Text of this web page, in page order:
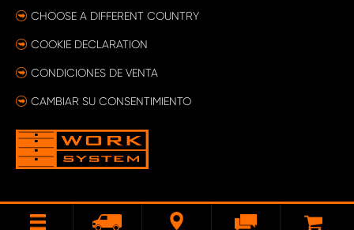
CHOOSE A DIFFERENT COUNTRY
COOKIE DECLARATION
CONDICIONES DE VENTA
CAMBIAR SU CONSENTIMIENTO